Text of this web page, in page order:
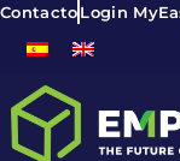
ContactoLogin